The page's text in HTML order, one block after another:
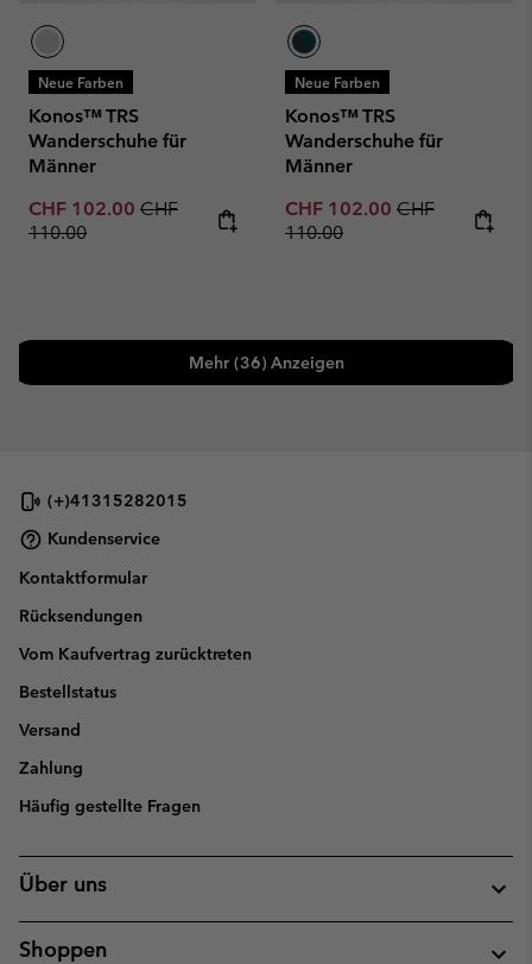
Neue Farben
Konos™ TRS
Wanderschuhe für
Männer
Sale price:
CHF 102.00 Regular price:
CHF
110.00
Neue Farben
Konos™ TRS
Wanderschuhe für
Männer
Sale price:
CHF 102.00 Regular price:
CHF
110.00
Mehr (36) Anzeigen
(+)41315282015
Kundenservice
Kontaktformular
Rücksendungen
Vom Kaufvertrag zurücktreten
Bestellstatus
Versand
Zahlung
Häufig gestellte Fragen
Über uns
Shoppen